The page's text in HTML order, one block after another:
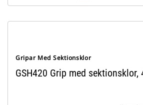
Gripar Med Sektionsklor
GSH420 Grip med